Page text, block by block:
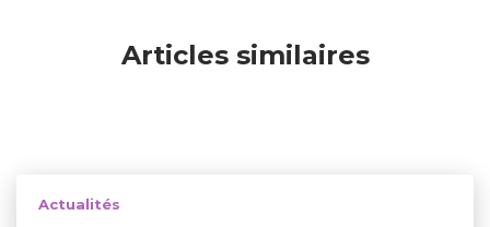
Articles similaires
Actualités